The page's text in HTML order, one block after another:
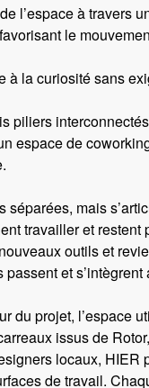
l’espace à travers
le
à la curiosité sans
piliers
espace de
séparées, mais
travailler et restent
outils et
et s’intègrent
du projet, l’espace
issus de
locaux, HIER
de travail.